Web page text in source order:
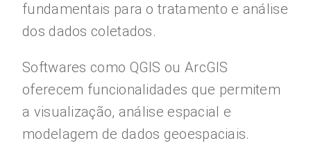
fundamentais para o tratamento e análise
dos dados coletados.
Softwares como QGIS ou ArcGIS
oferecem funcionalidades que permitem
a visualização, análise espacial e
modelagem de dados geoespaciais.